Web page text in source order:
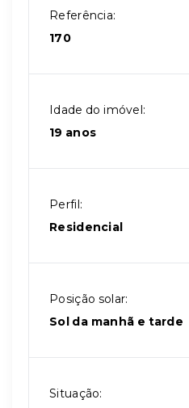
Referência:
170
Idade do imóvel:
19 anos
Perfil:
Residencial
Posição solar:
Sol da manhã e tarde
Situação: